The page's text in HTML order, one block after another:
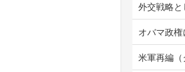
外交戦略
オバマ政
米軍再編